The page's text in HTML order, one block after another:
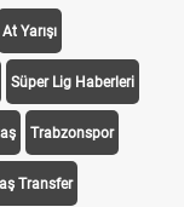
At Yarışı
Süper Lig Haberleri
Trabzonspor
Transfer